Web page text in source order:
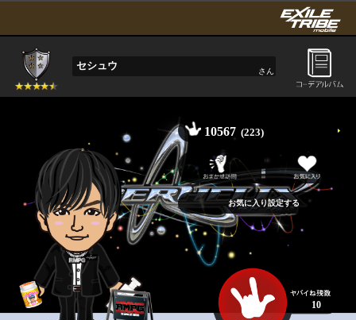
セシュウ さん
10567 (223)
10